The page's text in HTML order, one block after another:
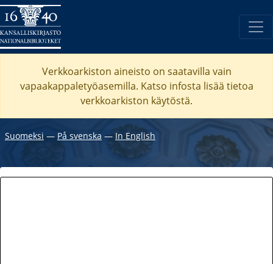
Verkkoarkiston aineisto on saatavilla vain
vapaakappaletyöasemilla. Katso infosta lisää tietoa
verkkoarkiston käytöstä.
Suomeksi ― På svenska ― In English